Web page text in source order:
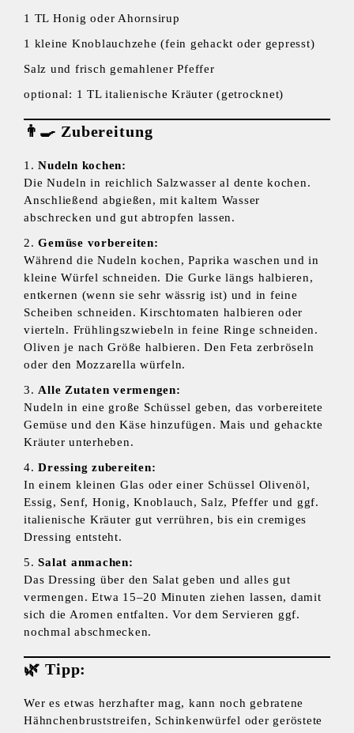
1 TL Honig oder Ahornsirup
1 kleine Knoblauchzehe (fein gehackt oder gepresst)
Salz und frisch gemahlener Pfeffer
optional: 1 TL italienische Kräuter (getrocknet)
👨‍🍳 Zubereitung
Nudeln kochen:
Die Nudeln in reichlich Salzwasser al dente kochen.
Anschließend abgießen, mit kaltem Wasser
abschrecken und gut abtropfen lassen.
Gemüse vorbereiten:
Während die Nudeln kochen, Paprika waschen und in
kleine Würfel schneiden. Die Gurke längs halbieren,
entkernen (wenn sie sehr wässrig ist) und in feine
Scheiben schneiden. Kirschtomaten halbieren oder
vierteln. Frühlingszwiebeln in feine Ringe schneiden.
Oliven je nach Größe halbieren. Den Feta zerbröseln
oder den Mozzarella würfeln.
Alle Zutaten vermengen:
Nudeln in eine große Schüssel geben, das vorbereitete
Gemüse und den Käse hinzufügen. Mais und gehackte
Kräuter unterheben.
Dressing zubereiten:
In einem kleinen Glas oder einer Schüssel Olivenöl,
Essig, Senf, Honig, Knoblauch, Salz, Pfeffer und ggf.
italienische Kräuter gut verrühren, bis ein cremiges
Dressing entsteht.
Salat anmachen:
Das Dressing über den Salat geben und alles gut
vermengen. Etwa 15–20 Minuten ziehen lassen, damit
sich die Aromen entfalten. Vor dem Servieren ggf.
nochmal abschmecken.
🌿 Tipp:
Wer es etwas herzhafter mag, kann noch gebratene
Hähnchenbruststreifen, Schinkenwürfel oder geröstete